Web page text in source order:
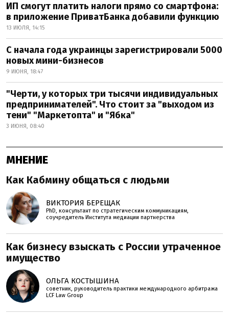
ИП смогут платить налоги прямо со смартфона:
в приложение ПриватБанка добавили функцию
13 ИЮЛЯ, 14:15
С начала года украинцы зарегистрировали 5000
новых мини-бизнесов
9 ИЮНЯ, 18:47
"Черти, у которых три тысячи индивидуальных
предпринимателей". Что стоит за "выходом из
тени" "Маркетопта" и "Ябка"
3 ИЮНЯ, 08:40
МНЕНИЕ
Как Кабмину общаться с людьми
ВИКТОРИЯ БЕРЕЩАК
PhD, консультант по стратегическим коммуникациям,
соучредитель Института медиации партнерства
Как бизнесу взыскать с России утраченное
имущество
ОЛЬГА КОСТЫШИНА
советник, руководитель практики международного арбитража
LCF Law Group